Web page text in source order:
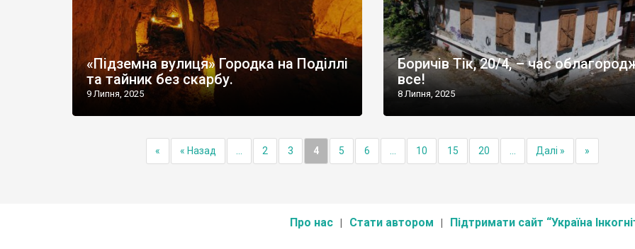
«Підземна вулиця» Городка на Поділлі
та тайник без скарбу.
9 Липня, 2025
Боричів Тік, 20/4, – час
все!
8 Липня, 2025
« « Назад 2 3 4 5 6 10 15 20 Далі » »
Про нас Стати автором Підтримати сайт “Україна